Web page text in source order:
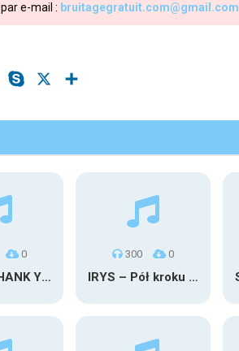
par e-mail : bruitagegratuit.com@gmail.com
Viber Skype
0
20Syl – THANK YOU
300 0
IRYS – Pół kroku stąd